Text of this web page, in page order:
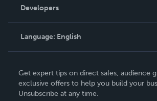
Podcast
Order Lookup
Knowledge Base
Contact Support
Developers
Language: English
Deutsch
Français
Get expert tips on direct sales, audience
exclusive offers to help you build your
Unsubscribe at any time.